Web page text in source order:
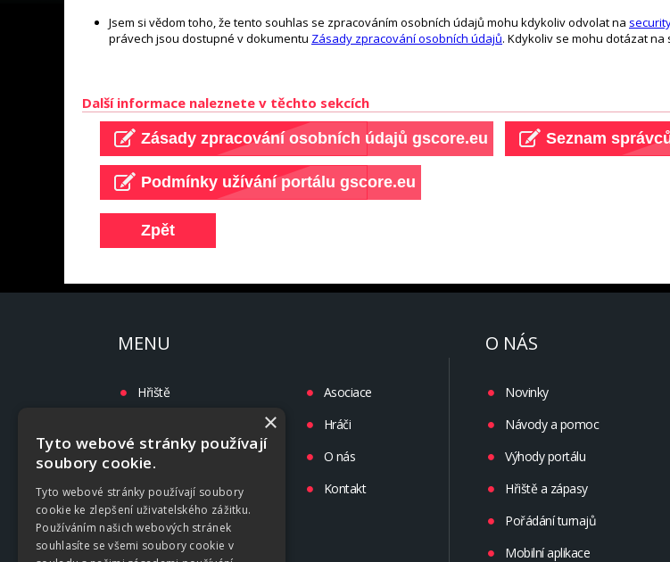
Jsem si vědom toho, že tento souhlas se zpracováním osobních údajů mohu kdykoliv odvolat na
právech jsou dostupné v dokumentu Zásady zpracování osobních údajů. Kdykoliv se mohu dotázat
Další informace naleznete v těchto sekcích
MENU
Hřiště
Liga
Tréninky
Kluby
Asociace
Hráči
O nás
Kontakt
O NÁS
Novinky
Návody a pomoc
Výhody portálu
Hřiště a zápasy
Pořádání turnajů
Mobilní aplikace
×
Tyto webové stránky používají
soubory cookie.
Tyto webové stránky používají soubory
cookie ke zlepšení uživatelského zážitku.
Používáním našich webových stránek
souhlasíte se všemi soubory cookie v